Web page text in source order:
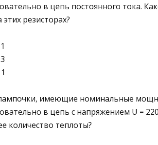
в цепь постоянного тока.
этих резисторах?
имеющие номинальные
в цепь с напряжением U =
количество теплоты?